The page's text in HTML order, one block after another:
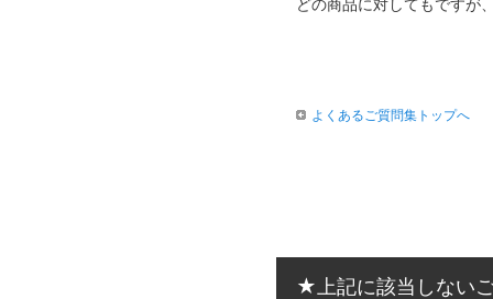
よくあるご質問集トップへ
★上記に該当しない